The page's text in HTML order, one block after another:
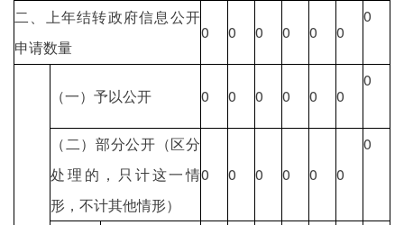
二、上年结转政府信息公开
申请数量
0 0 0 0 0 0
0
（一）予以公开 0 0 0 0 0 0
0
（二）部分公开（区分
处理的，只计这一情
形，不计其他情形）
0 0 0 0 0 0
0